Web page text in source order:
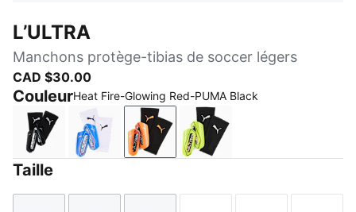
L’ULTRA
Manchons protège-tibias de soccer légers
CAD $30.00
CouleurHeat Fire-Glowing Red-PUMA Black
PUMA Black-PUMA Silver
Ultra Blue-PUMA White-Glowing Red
Heat Fire-Glowing Red-PUMA
Yellow Alert-PUMA
Taille